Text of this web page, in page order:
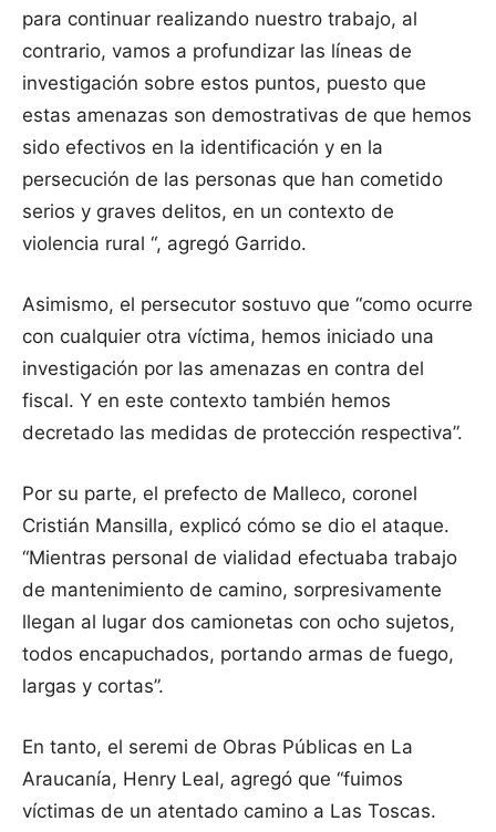
para continuar realizando nuestro trabajo, al
contrario, vamos a profundizar las líneas de
investigación sobre estos puntos, puesto que
estas amenazas son demostrativas de que hemos
sido efectivos en la identificación y en la
persecución de las personas que han cometido
serios y graves delitos, en un contexto de
violencia rural “, agregó Garrido.
Asimismo, el persecutor sostuvo que “como ocurre
con cualquier otra víctima, hemos iniciado una
investigación por las amenazas en contra del
fiscal. Y en este contexto también hemos
decretado las medidas de protección respectiva”.
Por su parte, el prefecto de Malleco, coronel
Cristián Mansilla, explicó cómo se dio el ataque.
“Mientras personal de vialidad efectuaba trabajo
de mantenimiento de camino, sorpresivamente
llegan al lugar dos camionetas con ocho sujetos,
todos encapuchados, portando armas de fuego,
largas y cortas”.
En tanto, el seremi de Obras Públicas en La
Araucanía, Henry Leal, agregó que “fuimos
víctimas de un atentado camino a Las Toscas.